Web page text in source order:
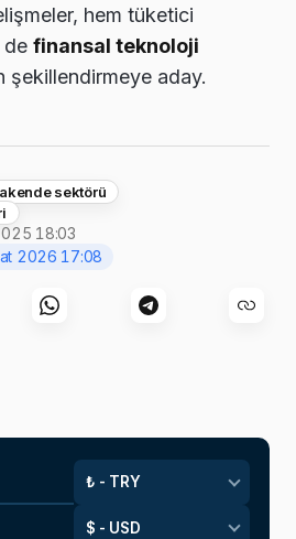
hem tüketici
de finansal teknoloji
şekillendirmeye aday.
sektörü
18:03
2026 17:08